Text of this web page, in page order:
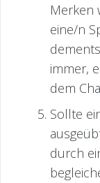
Merken
eine/n
immer,
dem
Sollte
durch